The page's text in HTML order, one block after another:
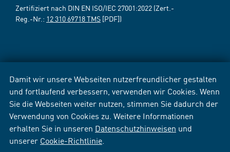
Damit wir unsere Webseiten nutzerfreundlicher gestalten
und fortlaufend verbessern, verwenden wir Cookies. Wenn
Sie die Webseiten weiter nutzen, stimmen Sie dadurch der
Verwendung von Cookies zu. Weitere Informationen
erhalten Sie in unseren Datenschutzhinweisen und
unserer Cookie-Richtlinie
Zertifiziert nach DIN EN ISO/IEC 27001:2022 (Zert.-
Reg.-Nr.: 12 310 69718 TMS [PDF])